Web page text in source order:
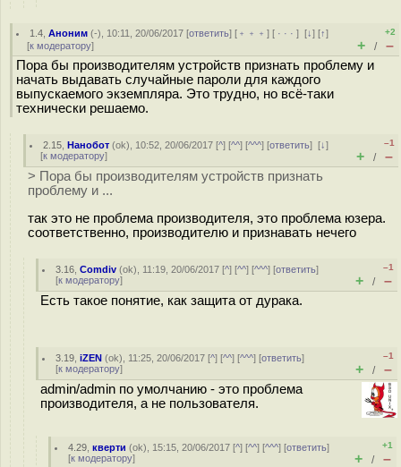
1.4 ,Аноним (-), 10:11, 20/06/2017 [ответить] [ ﹢﹢﹢] [ · · ·][↓] [↑]
[к модератору]
+2
+ / –
Пора бы производителям устройств признать проблему и
начать выдавать случайные пароли для каждого
выпускаемого экземпляра. Это трудно, но всё-таки
технически решаемо.
2.15 ,Нанобот (ok), 10:52, 20/06/2017 [^] [^^] [^^^] [ответить][↓]
[к модератору]
–1
+ / –
> Пора бы производителям устройств признать
проблему и ...
так это не проблема производителя, это проблема юзера.
соответственно, производителю и признавать нечего
3.16 ,Comdiv (ok), 11:19, 20/06/2017 [^] [^^] [^^^] [ответить]
[к модератору]
–1
+ / –
Есть такое понятие, как защита от дурака.
3.19 ,iZEN (ok), 11:25, 20/06/2017 [^] [^^] [^^^] [ответить]
[к модератору]
–1
+ / –
admin/admin по умолчанию - это проблема
производителя, а не пользователя.
4.29 ,кверти (ok), 15:15, 20/06/2017 [^] [^^] [^^^] [ответить]
[к модератору]
+1
+ / –